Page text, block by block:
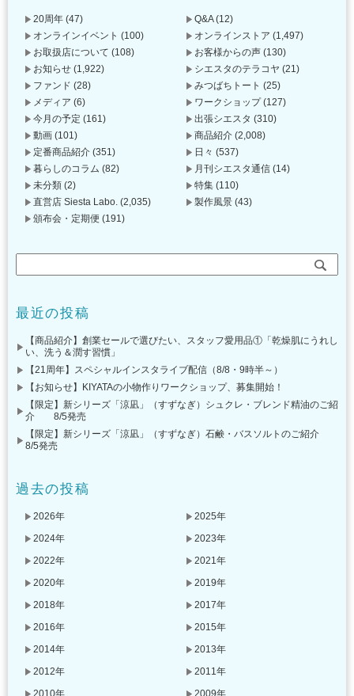
20周年 (47) Q&A(12)
オンラインイベント (100) オンラインストア (1,497)
お取扱店について (108) お客様からの声 (130)
お知らせ (1,922) シエスタのテラコヤ (21)
ファンド (28) みつばちトート (25)
メディア (6) ワークショップ(127)
今月の予定 (161) 出張シエスタ (310)
動画 (101) 商品紹介 (2,008)
定番商品紹介 (351) 日々 (537)
暮らしのコラム (82) 月刊シエスタ通信 (14)
未分類 (2) 特集 (110)
直営店 Siesta Labo. (2,035) 製作風景 (43)
頒布会・定期便 (191)
最近の投稿
【商品紹介】創業セールで選びたい、スタッフ愛用品①「乾燥肌にうれし
い、洗う＆潤す習慣」
【21周年】スペシャルインスタライブ配信（8/8・9時半～）
【お知らせ】KIYATAの小物作りワークショップ、募集開始！
【限定】新シリーズ「涼凪」（すずなぎ）シュクレ・ブレンド精油のご紹
介 8/5発売
【限定】新シリーズ「涼凪」（すずなぎ）石鹸・バスソルトのご紹介
8/5発売
過去の投稿
2026年
2025年
2024年
2023年
2022年
2021年
2020年
2019年
2018年
2017年
2016年
2015年
2014年
2013年
2012年
2011年
2010年
2009年